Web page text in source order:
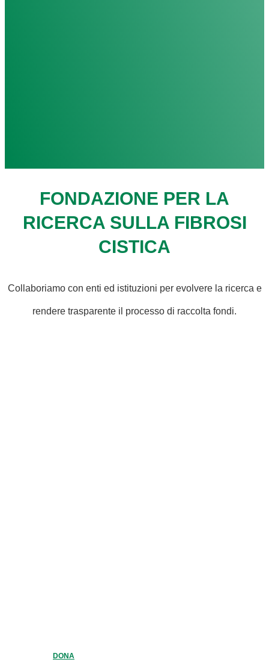
FONDAZIONE PER LA
RICERCA SULLA FIBROSI
CISTICA
Collaboriamo con enti ed istituzioni per evolvere la ricerca e
rendere trasparente il processo di raccolta fondi.
DONA